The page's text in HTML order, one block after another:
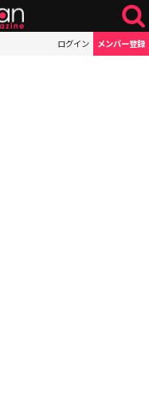
ログイン メンバー登録